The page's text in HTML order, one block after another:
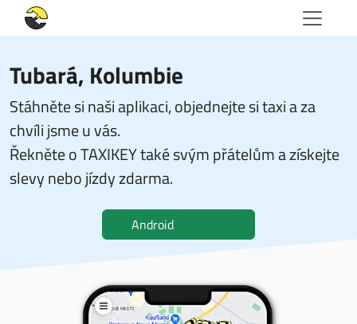
Tubará, Kolumbie
Stáhněte si naši aplikaci, objednejte si taxi a za
chvíli jsme u vás.
Řekněte o TAXIKEY také svým přátelům a získejte
slevy nebo jízdy zdarma.
Android